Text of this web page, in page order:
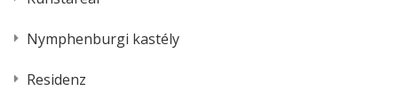
Nymphenburgi kastély
Residenz